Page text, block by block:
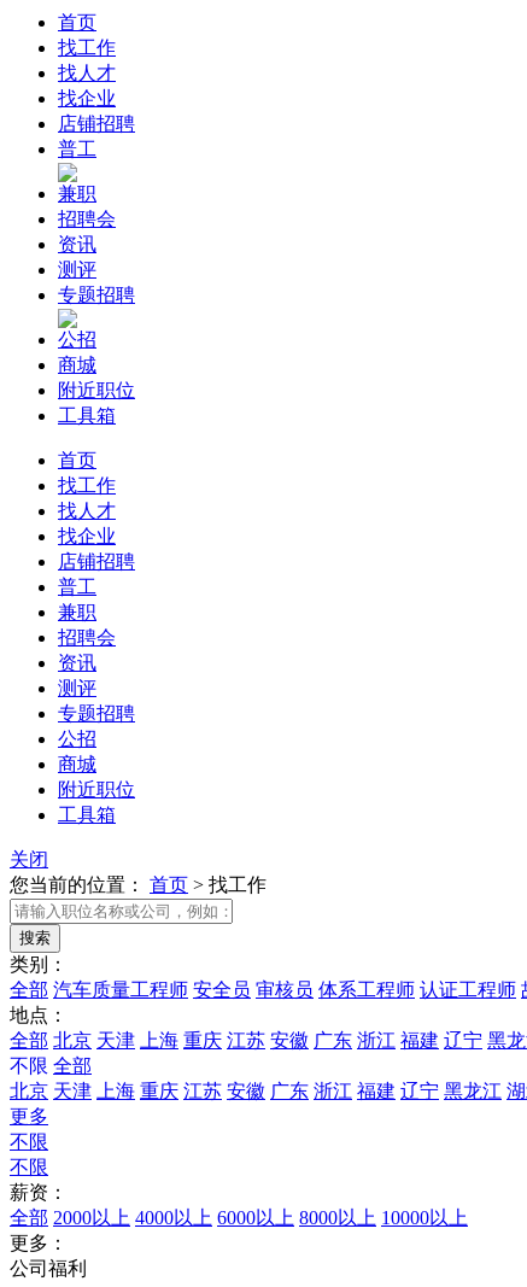
首页
找工作
找人才
找企业
店铺招聘
普工
兼职
招聘会
资讯
测评
专题招聘
公招
商城
附近职位
工具箱
首页
找工作
找人才
找企业
店铺招聘
普工
兼职
招聘会
资讯
测评
专题招聘
公招
商城
附近职位
工具箱
关闭
您当前的位置： 首页 > 找工作
类别：
全部 汽车质量工程师 安全员 审核员 体系工程师 认证工程师
地点：
全部 北京 天津 上海 重庆 江苏 安徽 广东 浙江 福建 辽宁 黑
不限 全部
北京 天津 上海 重庆 江苏 安徽 广东 浙江 福建 辽宁 黑龙江
更多
不限
不限
薪资：
全部 2000以上 4000以上 6000以上 8000以上 10000以上
更多：
公司福利